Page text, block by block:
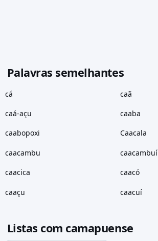
Palavras semelhantes
cá caã
caá-açu caaba
caabopoxi Caacala
caacambu caacambuí
caacica caacó
caaçu caacuí
Listas com camapuense